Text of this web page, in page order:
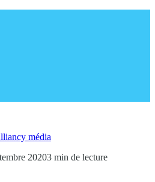
média
20203 min de lecture